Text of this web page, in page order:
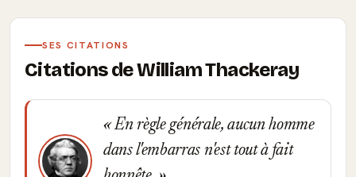
SES CITATIONS
Citations de William Thackeray
En règle générale, aucun homme
dans l'embarras n'est tout à fait